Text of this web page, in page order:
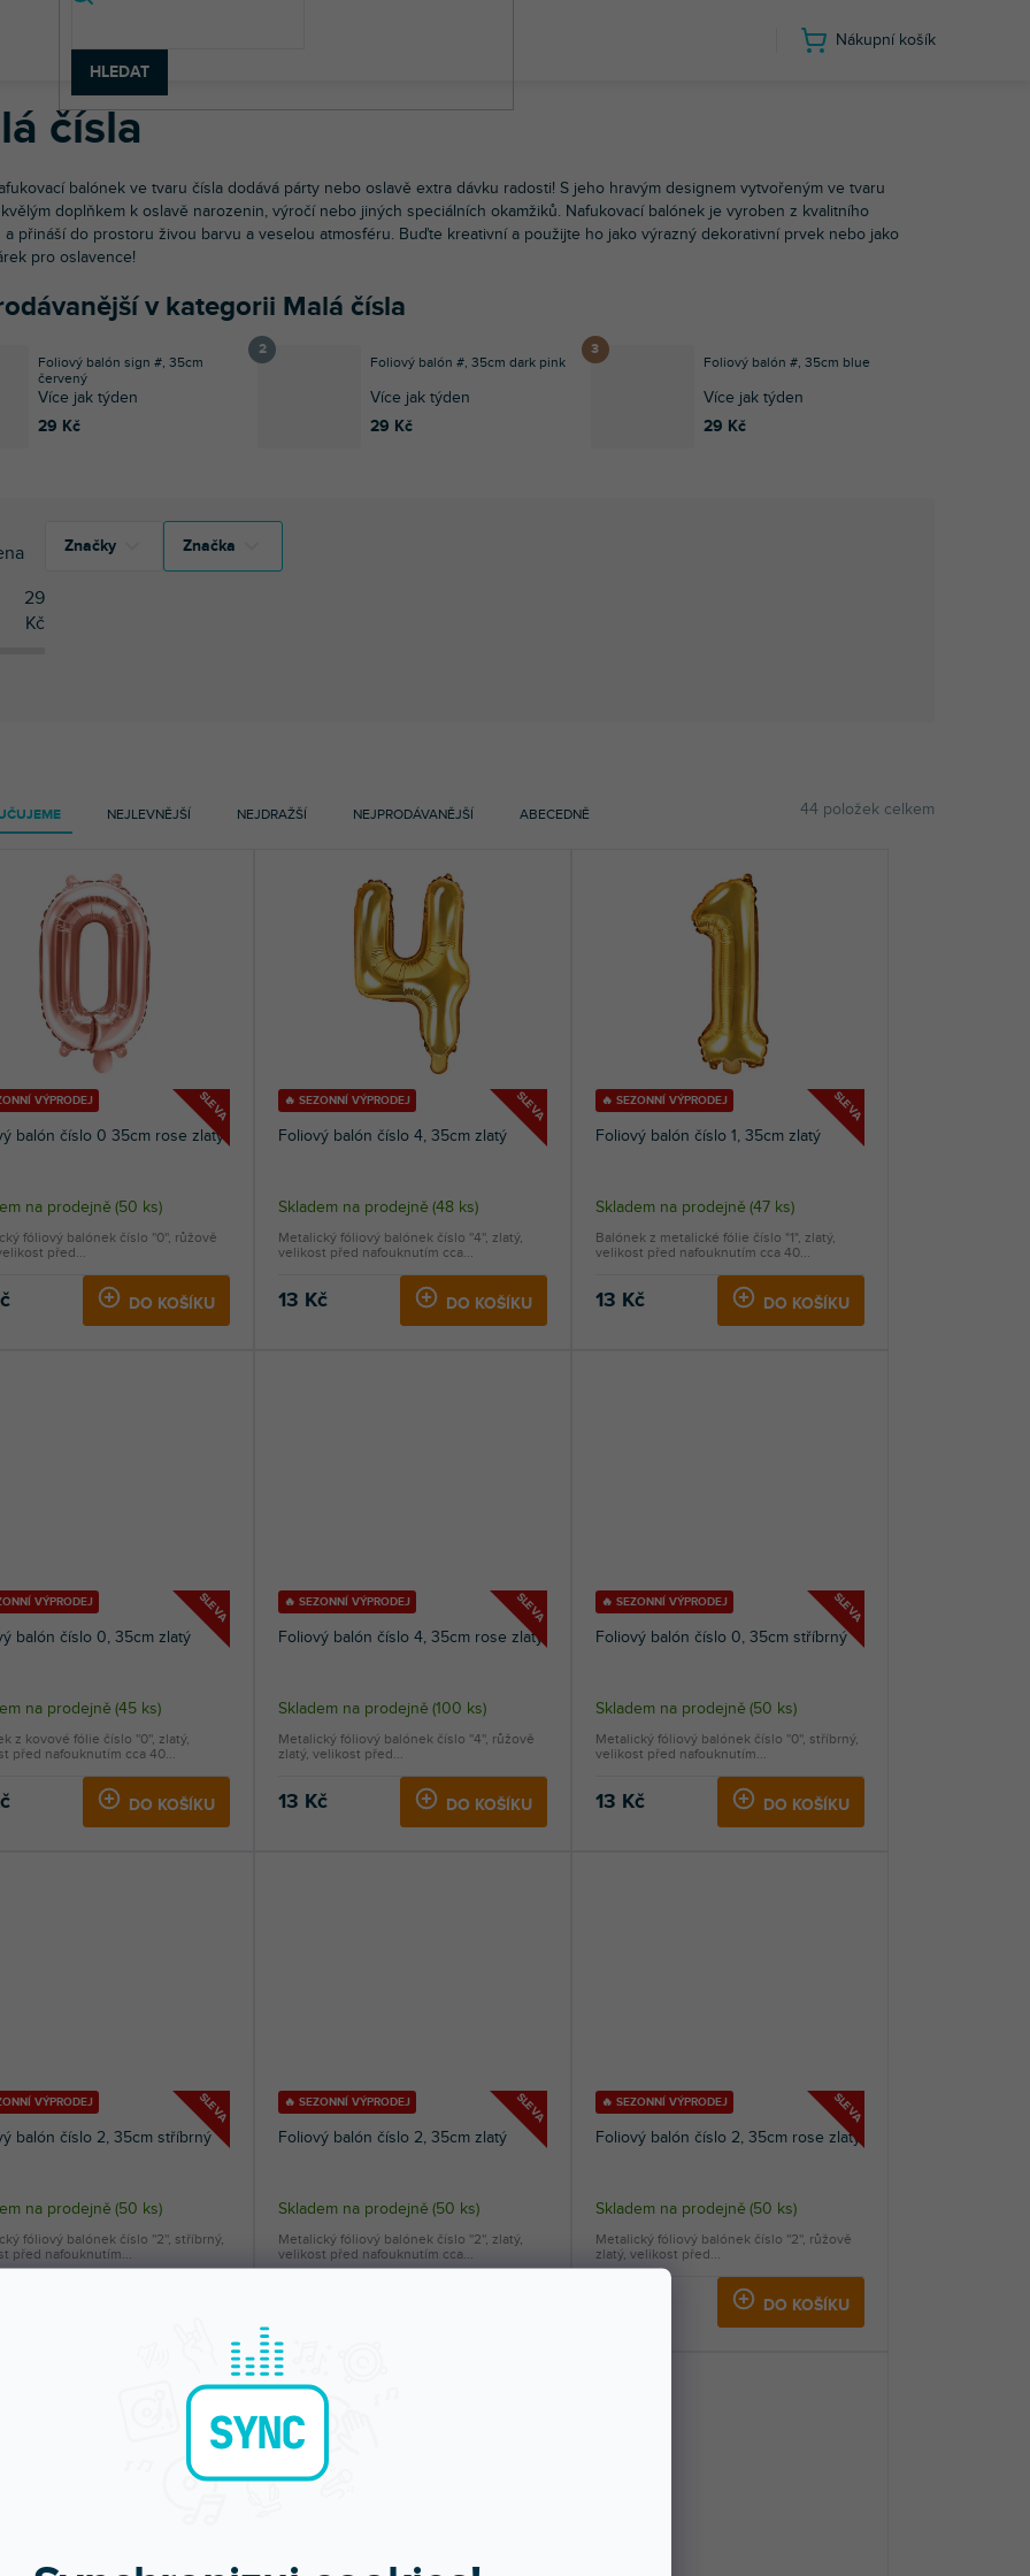
HLEDAT
Nákupní košík
Nafukovací balony
čísla
balónek ve tvaru čísla dodává párty nebo oslavě extra dávku radosti! S jeho hravým designem vytvořeným ve tvaru
doplňkem k oslavě narozenin, výročí nebo jiných speciálních okamžiků. Nafukovací balónek je vyroben z kvalitního
a přináší do prostoru živou barvu a veselou atmosféru. Buďte kreativní a použijte ho jako výrazný dekorativní prvek nebo jako
pro oslavence!
v kategorii Malá čísla
Foliový balón sign #, 35cm
červený
Více jak týden
29 Kč
Foliový balón #, 35cm dark pink
Více jak týden
29 Kč
Foliový balón #, 35cm blue
Více jak týden
29 Kč
NEJLEVNĚJŠÍ NEJDRAŽŠÍ NEJPRODÁVANĚJŠÍ ABECEDNĚ 44 položek celkem
29
Kč
Značky Značka
SLEVA
VÝPRODEJ
balón číslo 0 35cm rose zlatý
na prodejně (50 ks)
DO KOŠÍKU
fóliový balónek číslo ''0'', růžově
před...
SLEVA
🔥 SEZONNÍ VÝPRODEJ
Foliový balón číslo 4, 35cm zlatý
Skladem na prodejně (48 ks)
13 Kč DO KOŠÍKU
Metalický fóliový balónek číslo ''4'', zlatý,
velikost před nafouknutím cca...
SLEVA
🔥 SEZONNÍ VÝPRODEJ
Foliový balón číslo 1, 35cm zlatý
Skladem na prodejně (47 ks)
13 Kč DO KOŠÍKU
Balónek z metalické fólie číslo "1", zlatý,
velikost před nafouknutím cca 40...
SLEVA
VÝPRODEJ
balón číslo 0, 35cm zlatý
na prodejně (45 ks)
DO KOŠÍKU
z kovové fólie číslo ''0'', zlatý,
před nafouknutím cca 40...
SLEVA
🔥 SEZONNÍ VÝPRODEJ
Foliový balón číslo 4, 35cm rose zlatý
Skladem na prodejně (100 ks)
13 Kč DO KOŠÍKU
Metalický fóliový balónek číslo ''4'', růžově
zlatý, velikost před...
SLEVA
🔥 SEZONNÍ VÝPRODEJ
Foliový balón číslo 0, 35cm stříbrný
Skladem na prodejně (50 ks)
13 Kč DO KOŠÍKU
Metalický fóliový balónek číslo ''0'', stříbrný,
velikost před nafouknutím...
SLEVA
VÝPRODEJ
balón číslo 2, 35cm stříbrný
na prodejně (50 ks)
fóliový balónek číslo ''2'', stříbrný,
před nafouknutím...
SLEVA
🔥 SEZONNÍ VÝPRODEJ
Foliový balón číslo 2, 35cm zlatý
Skladem na prodejně (50 ks)
Metalický fóliový balónek číslo ''2'', zlatý,
velikost před nafouknutím cca...
SLEVA
🔥 SEZONNÍ VÝPRODEJ
Foliový balón číslo 2, 35cm rose zlatý
Skladem na prodejně (50 ks)
DO KOŠÍKU
Metalický fóliový balónek číslo ''2'', růžově
zlatý, velikost před...